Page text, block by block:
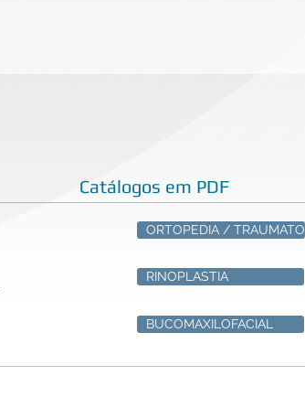
Catálogos em PDF
RINOPLASTIA
BUCOMAXILOFACIAL
ORTOPEDIA / TRAUMATO